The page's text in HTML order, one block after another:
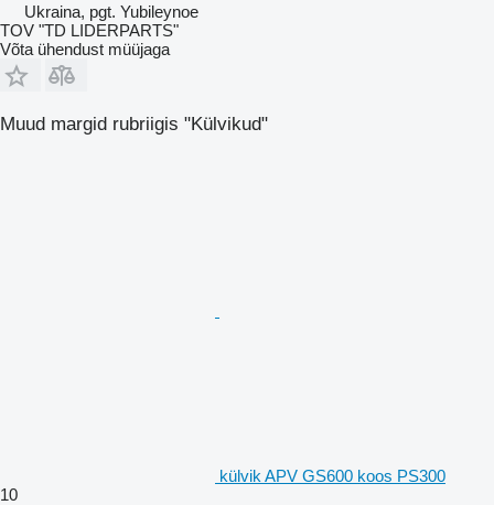
Ukraina, pgt. Yubileynoe
TOV "TD LIDERPARTS"
Võta ühendust müüjaga
Muud margid rubriigis "Külvikud"
külvik APV GS600 koos PS300
10